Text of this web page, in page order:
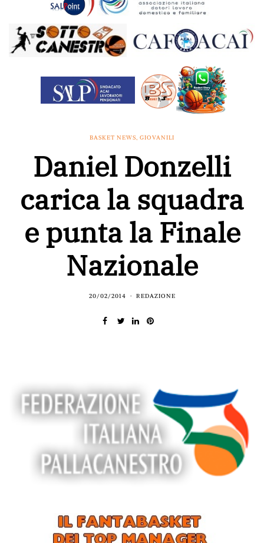
BASKET NEWS, GIOVANILI
Daniel Donzelli
carica la squadra
e punta la Finale
Nazionale
20/02/2014 REDAZIONE